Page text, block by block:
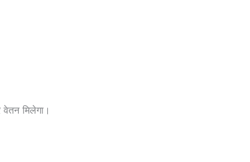
मिलेगा।